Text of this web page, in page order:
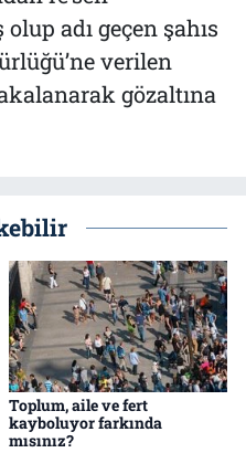
adı geçen şahıs
verilen
gözaltına
Toplum, aile ve fert
kayboluyor farkında
mısınız?